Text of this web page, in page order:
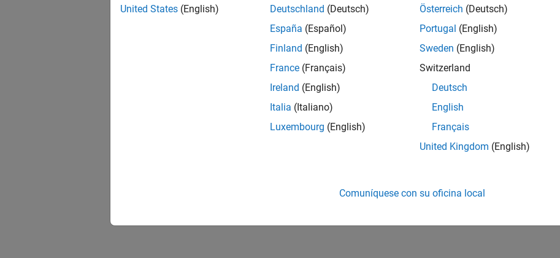
United States (English)
Deutschland (Deutsch)
España (Español)
Finland (English)
France (Français)
Ireland (English)
Italia (Italiano)
Luxembourg (English)
Österreich (Deutsch)
Portugal (English)
Sweden (English)
Switzerland
Deutsch
English
Français
United Kingdom (English)
Comuníquese con su oficina local